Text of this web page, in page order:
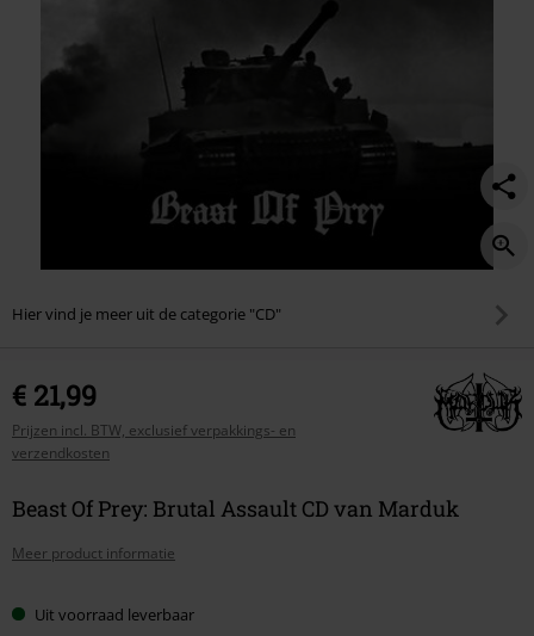
Hier vind je meer uit de categorie "CD"
€ 21,99
Prijzen incl. BTW, exclusief verpakkings- en
verzendkosten
Beast Of Prey: Brutal Assault CD van Marduk
Meer product informatie
Uit voorraad leverbaar